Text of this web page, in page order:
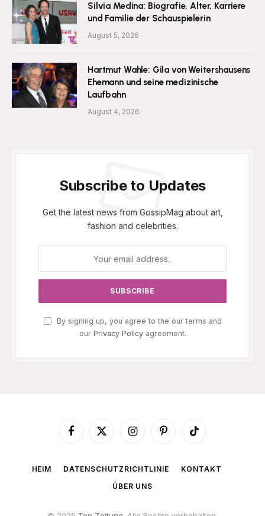
Silvia Medina: Biografie, Alter, Karriere
und Familie der Schauspielerin
August 5, 2026
Hartmut Wahle: Gila von Weitershausens
Ehemann und seine medizinische
Laufbahn
August 4, 2026
Subscribe to Updates
Get the latest news from GossipMag about art,
fashion and celebrities.
By signing up, you agree to the our terms and
our Privacy Policyagreement.
Facebook
X
InstagramPinterestTikTok
HEIM DATENSCHUTZRICHTLINIE
KONTAKT
ÜBER UNS